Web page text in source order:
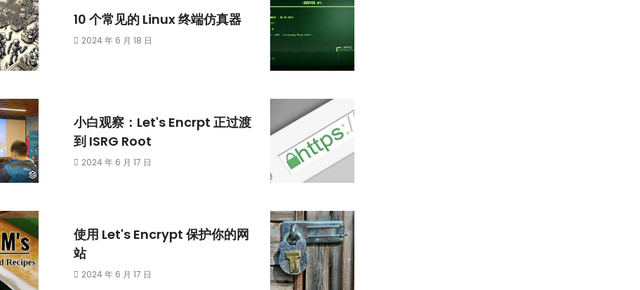
10 个常见的 Linux 终端仿真器
2024 年 6 月 18 日
小白观察：Let's Encrpt 正过渡
到 ISRG Root
2024 年 6 月 17 日
使用 Let's Encrypt 保护你的网
站
2024 年 6 月 17 日